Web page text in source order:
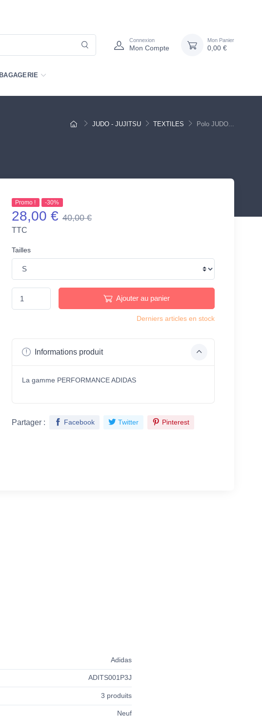
Connexion
Mon Compte
Mon Panier
0,00 €
JUDO - JUJITSU TEXTILES Polo JUDO...
Promo ! -30%
28,00 € 40,00 €
TTC
Tailles
Ajouter au panier
Derniers articles en stock
Informations produit
La gamme PERFORMANCE ADIDAS
Partager : Facebook Twitter Pinterest
Adidas
ADITS001P3J
3 produits
Neuf